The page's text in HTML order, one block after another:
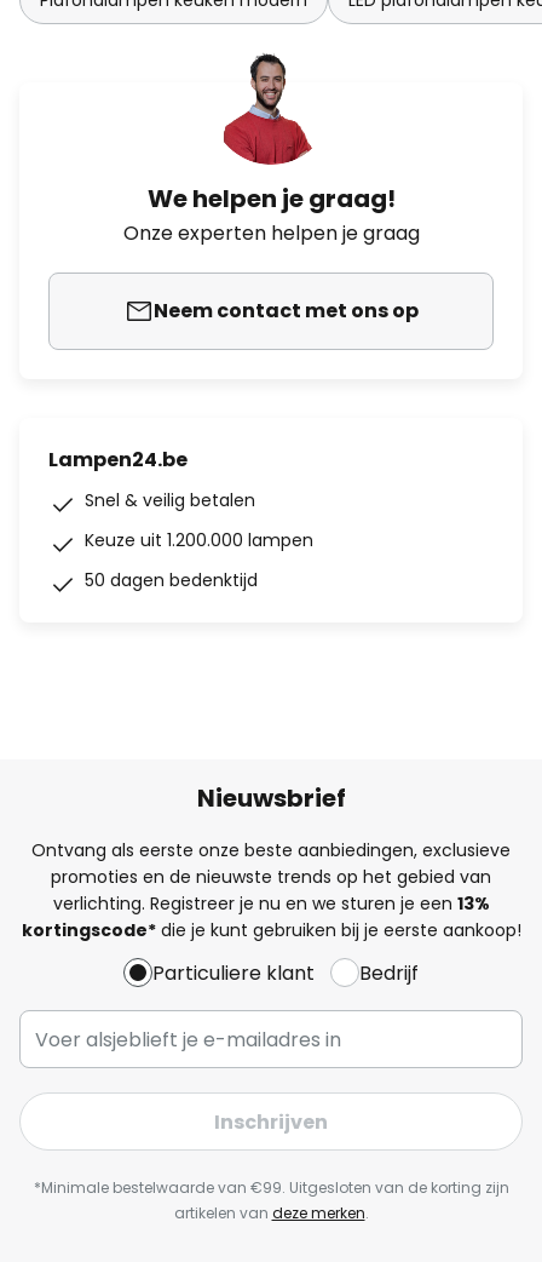
We helpen je graag!
Onze experten helpen je graag
Neem contact met ons op
Lampen24.be
Snel & veilig betalen
Keuze uit 1.200.000 lampen
50 dagen bedenktijd
Nieuwsbrief
Ontvang als eerste onze beste aanbiedingen, exclusieve
promoties en de nieuwste trends op het gebied van
verlichting. Registreer je nu en we sturen je een 13%
kortingscode*die je kunt gebruiken bij je eerste aankoop!
Particuliere klant Bedrijf
Inschrijven
*Minimale bestelwaarde van €99. Uitgesloten van de korting zijn
artikelen van deze merken.